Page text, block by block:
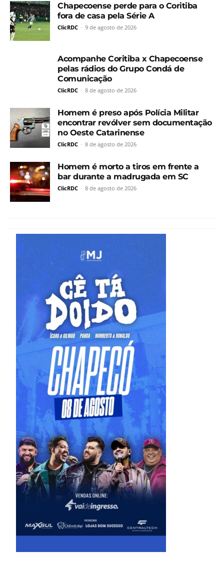
Chapecoense perde para o Coritiba
fora de casa pela Série A
ClicRDC - 9 de agosto de 2026
Acompanhe Coritiba x Chapecoense
pelas rádios do Grupo Condá de
Comunicação
ClicRDC - 8 de agosto de 2026
Homem é preso após Polícia Militar
encontrar revólver sem documentação
no Oeste Catarinense
ClicRDC - 8 de agosto de 2026
Homem é morto a tiros em frente a
bar durante a madrugada em SC
ClicRDC - 8 de agosto de 2026